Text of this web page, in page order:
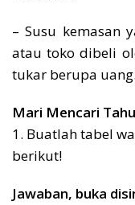
– Susu kemasan
atau toko dibeli
tukar berupa
Mari Mencari Tahu
1. Buatlah tabel
berikut!
Jawaban, buka